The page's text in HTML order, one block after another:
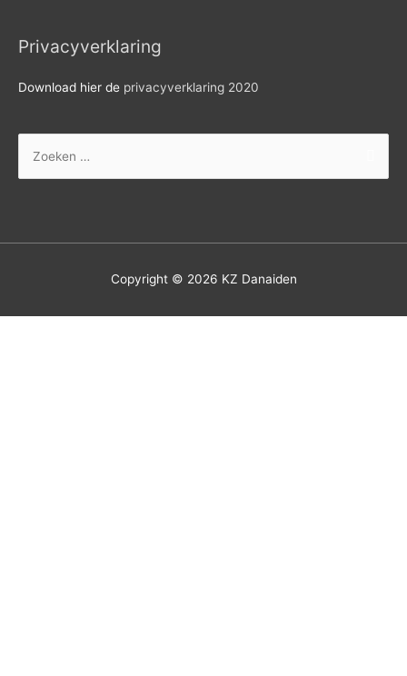
Privacyverklaring
Download hier de privacyverklaring 2020
Zoek
naar:
Copyright © 2026 KZ Danaiden